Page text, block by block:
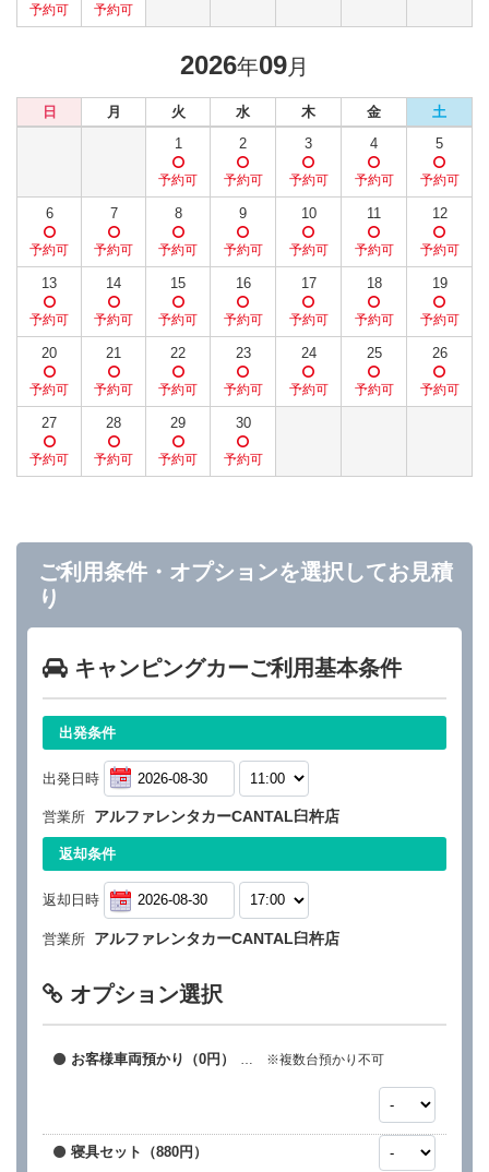
2026年09月
日 月 火 水 木 金
土
1
2 3 4 5
6 7 8 9 10 11 12
13 14 15 16 17 18 19
20 21 22 23 24 25 26
27 28 29 30
ご利用条件・オプションを選択してお見積
り
キャンピングカーご利用基本条件
出発条件
出発日時
営業所 アルファレンタカーCANTAL臼杵店
返却条件
返却日時
営業所 アルファレンタカーCANTAL臼杵店
オプション選択
お客様車両預かり（0円） … ※複数台預かり不可
寝具セット（880円）